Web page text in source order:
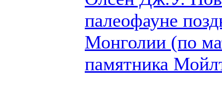
палеофауне
Монголии (по
памятника